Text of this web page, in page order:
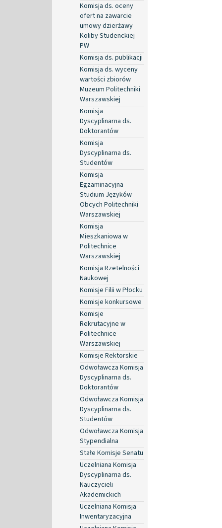
Komisja ds. oceny
ofert na zawarcie
umowy dzierżawy
Koliby Studenckiej
PW
Komisja ds. publikacji
Komisja ds. wyceny
wartości zbiorów
Muzeum Politechniki
Warszawskiej
Komisja
Dyscyplinarna ds.
Doktorantów
Komisja
Dyscyplinarna ds.
Studentów
Komisja
Egzaminacyjna
Studium Języków
Obcych Politechniki
Warszawskiej
Komisja
Mieszkaniowa w
Politechnice
Warszawskiej
Komisja Rzetelności
Naukowej
Komisje Filii w Płocku
Komisje konkursowe
Komisje
Rekrutacyjne w
Politechnice
Warszawskiej
Komisje Rektorskie
Odwoławcza Komisja
Dyscyplinarna ds.
Doktorantów
Odwoławcza Komisja
Dyscyplinarna ds.
Studentów
Odwoławcza Komisja
Stypendialna
Stałe Komisje Senatu
Uczelniana Komisja
Dyscyplinarna ds.
Nauczycieli
Akademickich
Uczelniana Komisja
Inwentaryzacyjna